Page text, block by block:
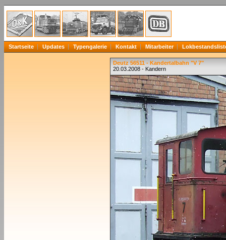
Startseite Updates Typengalerie Kontakt Mitarbeiter
Deutz 56511 - Kandertalbahn "V 7"
20.03.2008 - Kandern